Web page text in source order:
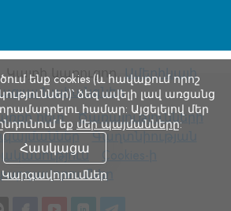
Կայքի կառուցող.Ամերիկայի
Նահանգներ.
հետ
Ծառայությունների
մատուցման
պայմաններ
Ծառայությունների
Գաղտնիության
Գաղտնիության
ի
կարգավորումներ
ենք cookies (և հավաքում որոշ
ձեզ ավելի լավ առցանց
համար: Այցելելով մեր
եք մեր պայմանները:
Հասկացա
Կարգավորումներ